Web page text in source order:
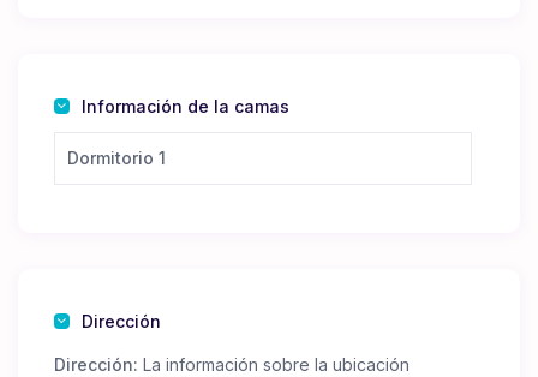
Información de la camas
Dormitorio 1
Dirección
Dirección: La información sobre la ubicación